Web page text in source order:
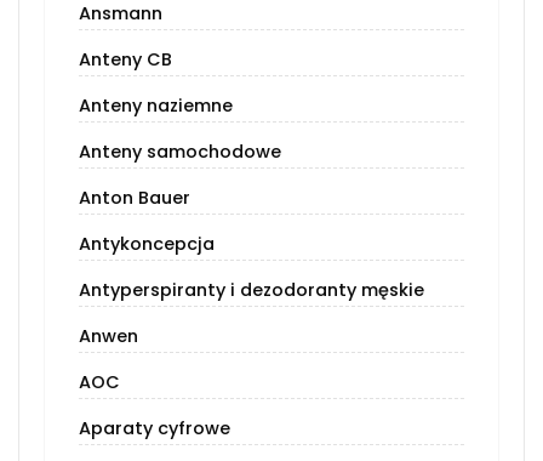
Ansmann
Anteny CB
Anteny naziemne
Anteny samochodowe
Anton Bauer
Antykoncepcja
Antyperspiranty i dezodoranty męskie
Anwen
AOC
Aparaty cyfrowe